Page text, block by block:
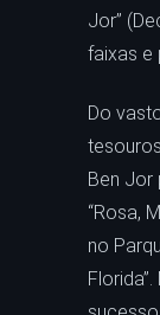
Jor”
faixas e
Do
Ben Jor
“Rosa,
no